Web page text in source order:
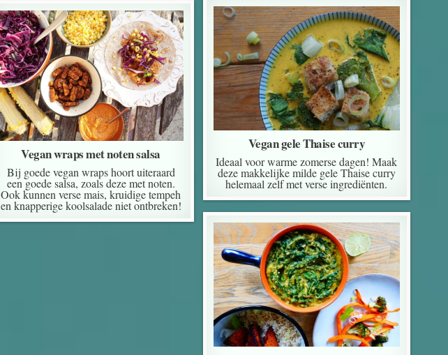
Vegan gele Thaise curry
Ideaal voor warme zomerse dagen! Maak
deze makkelijke milde gele Thaise curry
helemaal zelf met verse ingrediënten.
Vegan wraps met noten salsa
Bij goede vegan wraps hoort uiteraard
een goede salsa, zoals deze met noten.
Ook kunnen verse mais, kruidige tempeh
en knapperige koolsalade niet ontbreken!